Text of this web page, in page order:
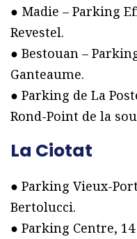
● Madie – Parking
Revestel.
● Bestouan –
Ganteaume.
● Parking de La
Rond-Point de la
La Ciotat
● Parking Vieux-
Bertolucci.
● Parking Centre,